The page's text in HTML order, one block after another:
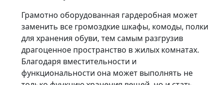
Грамотно оборудованная гардеробная может
заменить все громоздкие шкафы, комоды, полки
для хранения обуви, тем самым разгрузив
драгоценное пространство в жилых комнатах.
Благодаря вместительности и
функциональности она может выполнять не